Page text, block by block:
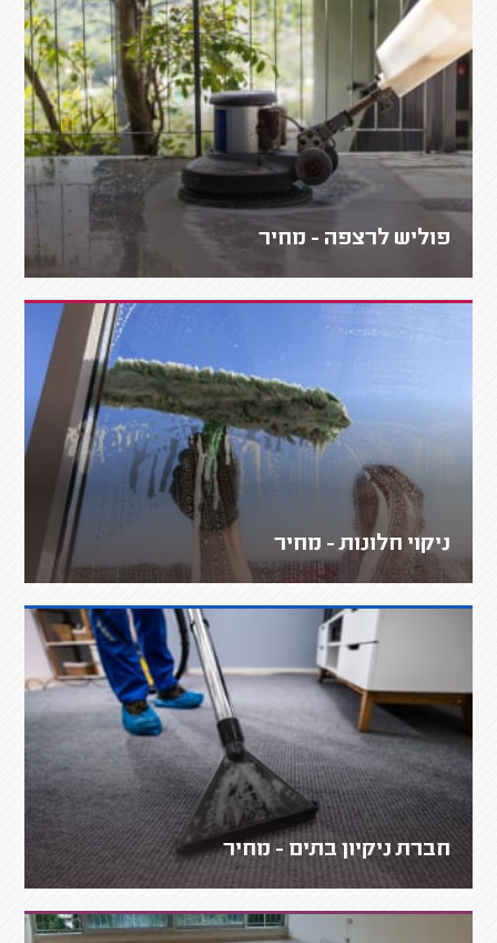
פוליש לרצפה - מחיר
ניקוי חלונות - מחיר
חברת ניקיון בתים - מחיר